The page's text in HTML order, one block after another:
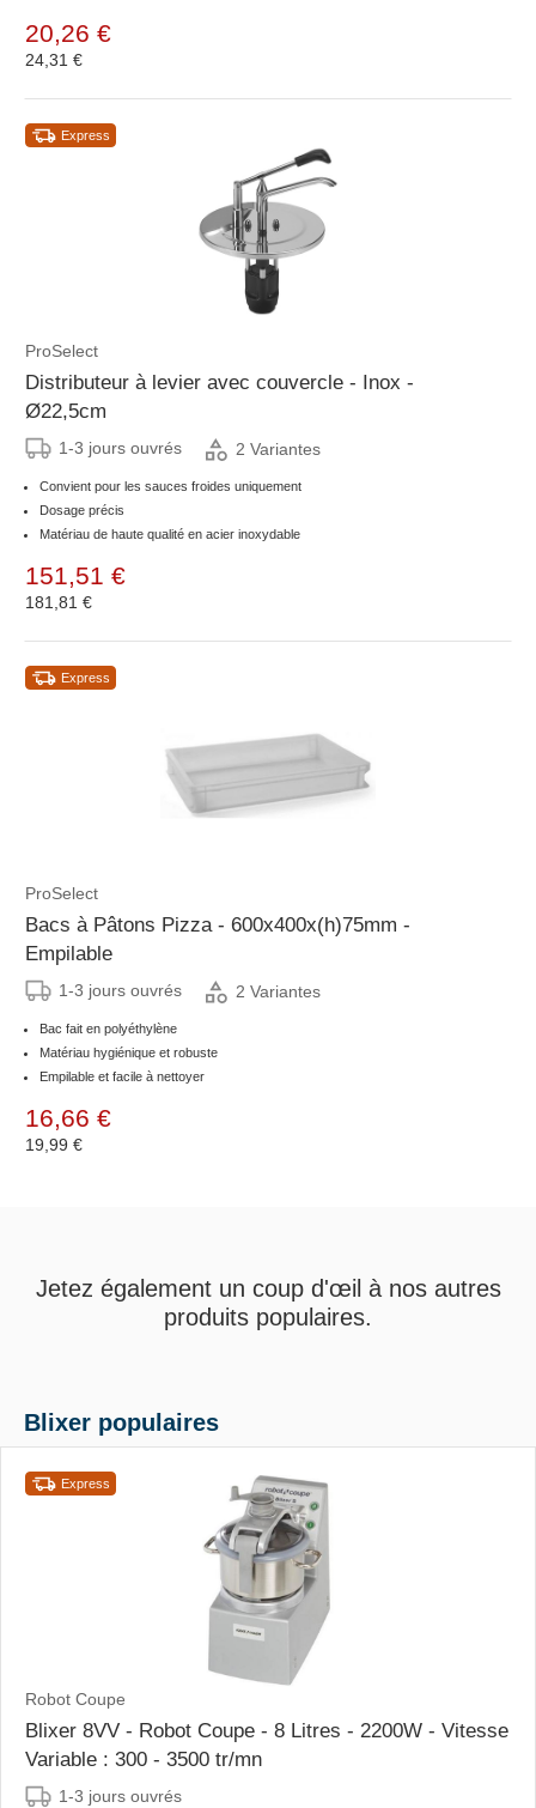
20,26 €
24,31 €
Express
ProSelect
Distributeur à levier avec couvercle - Inox -
Ø22,5cm
1-3 jours ouvrés 2 Variantes
Convient pour les sauces froides uniquement
Dosage précis
Matériau de haute qualité en acier inoxydable
151,51 €
181,81 €
Express
ProSelect
Bacs à Pâtons Pizza - 600x400x(h)75mm -
Empilable
1-3 jours ouvrés 2 Variantes
Bac fait en polyéthylène
Matériau hygiénique et robuste
Empilable et facile à nettoyer
16,66 €
19,99 €
Jetez également un coup d'œil à nos autres
produits populaires.
Blixer populaires
Express
Robot Coupe
Blixer 8VV - Robot Coupe - 8 Litres - 2200W - Vitesse
Variable : 300 - 3500 tr/mn
1-3 jours ouvrés